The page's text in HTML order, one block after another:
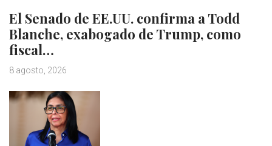
El Senado de EE.UU. confirma a Todd
Blanche, exabogado de Trump, como
fiscal…
8 agosto, 2026